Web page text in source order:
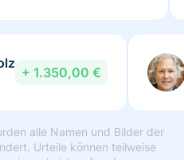
+ 1.350,00 €
alle Namen und Bilder der
Urteile können teilweise